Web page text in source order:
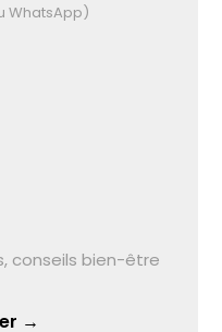
WhatsApp)
conseils bien-être
→